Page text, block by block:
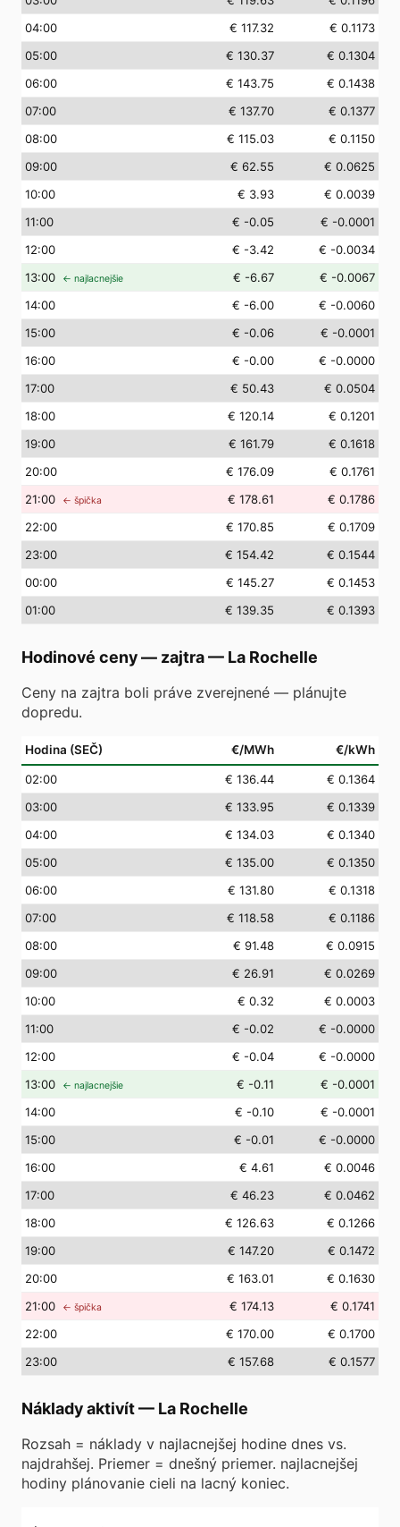
04:00 € 117.32
€ 0.1173
05:00 € 130.37
€ 0.1304
06:00 € 143.75
€ 0.1438
07:00 € 137.70
€ 0.1377
08:00 € 115.03
€ 0.1150
09:00 € 62.55
€ 0.0625
10:00 € 3.93
€ 0.0039
11:00 € -0.05
€ -0.0001
12:00 € -3.42
€ -0.0034
13:00 ← najlacnejšie € -6.67
€ -0.0067
14:00 € -6.00
€ -0.0060
15:00 € -0.06
€ -0.0001
16:00 € -0.00
€ -0.0000
17:00 € 50.43
€ 0.0504
18:00 € 120.14
€ 0.1201
19:00 € 161.79
€ 0.1618
20:00 € 176.09
€ 0.1761
21:00 ← špička € 178.61
€ 0.1786
22:00 € 170.85
€ 0.1709
23:00 € 154.42
€ 0.1544
00:00 € 145.27
€ 0.1453
01:00 € 139.35 € 0.1393
Hodinové ceny — zajtra— La Rochelle
Ceny na zajtra boli práve zverejnené — plánujte
dopredu.
Hodina (SEČ) €/MWh €/kWh
02:00 € 136.44
€ 0.1364
03:00 € 133.95
€ 0.1339
04:00 € 134.03
€ 0.1340
05:00 € 135.00
€ 0.1350
06:00 € 131.80
€ 0.1318
07:00 € 118.58
€ 0.1186
08:00 € 91.48
€ 0.0915
09:00 € 26.91
€ 0.0269
10:00 € 0.32
€ 0.0003
11:00 € -0.02
€ -0.0000
12:00 € -0.04
€ -0.0000
13:00 ← najlacnejšie € -0.11
€ -0.0001
14:00 € -0.10
€ -0.0001
15:00 € -0.01
€ -0.0000
16:00 € 4.61
€ 0.0046
17:00 € 46.23
€ 0.0462
18:00 € 126.63
€ 0.1266
19:00 € 147.20
€ 0.1472
20:00 € 163.01
€ 0.1630
21:00 ← špička € 174.13
€ 0.1741
22:00 € 170.00
€ 0.1700
23:00 € 157.68 € 0.1577
Náklady aktivít— La Rochelle
Rozsah = náklady v najlacnejšej hodine dnes vs.
najdrahšej. Priemer = dnešný priemer. najlacnejšej
hodiny plánovanie cieli na lacný koniec.